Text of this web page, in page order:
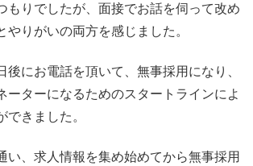
もりでしたが、面接でお話を伺って改め
やりがいの両方を感じました。
後にお電話を頂いて、無事採用になり、
ーターになるためのスタートラインによ
できました。
い、求人情報を集め始めてから無事採用